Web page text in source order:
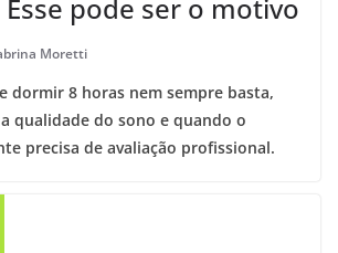
pode ser o motivo
Moretti
dormir 8 horas nem sempre basta,
qualidade do sono e quando o
precisa de avaliação profissional.